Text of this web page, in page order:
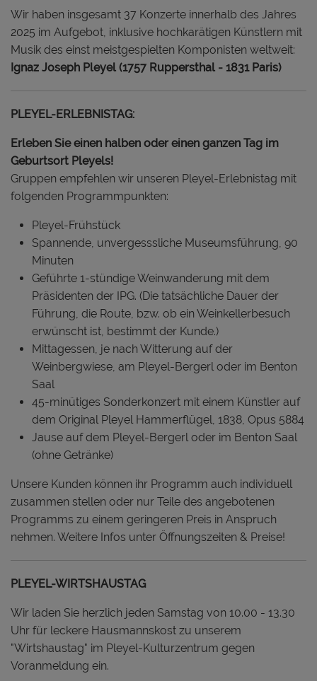
Wir haben insgesamt 37 Konzerte innerhalb des Jahres
2025 im Aufgebot, inklusive hochkarätigen Künstlern mit
Musik des einst meistgespielten Komponisten weltweit:
Ignaz Joseph Pleyel (1757 Ruppersthal - 1831 Paris)
PLEYEL-ERLEBNISTAG:
Erleben Sie einen halben oder einen ganzen Tag im
Geburtsort Pleyels!
Gruppen empfehlen wir unseren Pleyel-Erlebnistag mit
folgenden Programmpunkten:
Pleyel-Frühstück
Spannende, unvergesssliche Museumsführung, 90
Minuten
Geführte 1-stündige Weinwanderung mit dem
Präsidenten der IPG. (Die tatsächliche Dauer der
Führung, die Route, bzw. ob ein Weinkellerbesuch
erwünscht ist, bestimmt der Kunde.)
Mittagessen, je nach Witterung auf der
Weinbergwiese, am Pleyel-Bergerl oder im Benton
Saal
45-minütiges Sonderkonzert mit einem Künstler auf
dem Original Pleyel Hammerflügel, 1838, Opus 5884
Jause auf dem Pleyel-Bergerl oder im Benton Saal
(ohne Getränke)
Unsere Kunden können ihr Programm auch individuell
zusammen stellen oder nur Teile des angebotenen
Programms zu einem geringeren Preis in Anspruch
nehmen. Weitere Infos unter Öffnungszeiten & Preise!
PLEYEL-WIRTSHAUSTAG
Wir laden Sie herzlich jeden Samstag von 10.00 - 13.30
Uhr für leckere Hausmannskost zu unserem
"Wirtshaustag" im Pleyel-Kulturzentrum gegen
Voranmeldung ein.